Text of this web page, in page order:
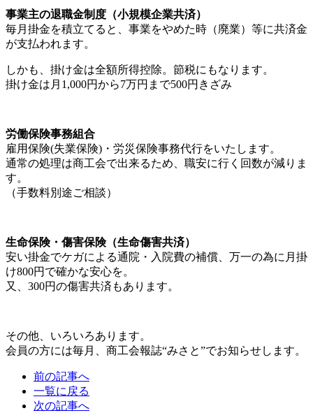
事業主の退職金制度（小規模企業共済）
毎月掛金を積立てると、事業をやめた時（廃業）等に共済金
が支払われます。
しかも、掛け金は全額所得控除。節税にもなります。
掛け金は月1,000円から7万円まで500円きざみ
労働保険事務組合
雇用保険(失業保険)・労災保険事務代行をいたします。
通常の処理は商工会で出来るため、職安に行く回数が減りま
す。
（手数料別途ご相談）
生命保険・傷害保険（生命傷害共済）
安い掛金でケガによる通院・入院費の補償、万一の為に月掛
け800円で確かな安心を。
又、300円の傷害共済もあります。
その他、いろいろあります。
会員の方には毎月、商工会報誌“みさと”でお知らせします。
前の記事へ
一覧に戻る
次の記事へ